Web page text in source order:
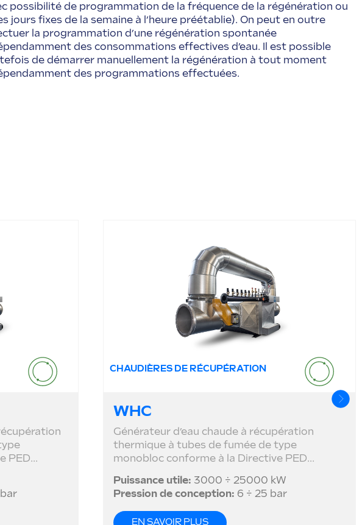
possibilité de programmation de la fréquence de la régénération ou
jours fixes de la semaine à l’heure préétablie). On peut en outre
la programmation d’une régénération spontanée
des consommations effectives d’eau. Il est possible
de démarrer manuellement la régénération à tout moment
des programmations effectuées.
PED...
CHAUDIÈRES DE RÉCUPÉRATION
WHC
Générateur d’eau chaude à récupération
thermique à tubes de fumée de type
monobloc conforme à la Directive PED...
Puissance utile: 3000 ÷ 25000 kW
Pression de conception: 6 ÷ 25 bar
EN SAVOIR PLUS